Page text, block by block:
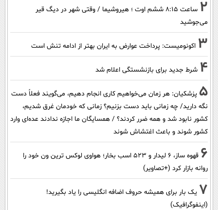
2
ساعت ۸:۱۵ ششم اوت ؛ هیروشیما / وقتی شهر در دیگ قیر
می‌جوشید
3 اکونومیست: پرداخت عوارض به ایران بهتر از ادامه تنش است
4 شرط جدید برای بازنشستگی اعلام شد
5 پزشکیان: هر زمان می‌خواهیم کاری انجام دهیم، می‌گویند فعلاً دست
نگه دارید/ چه زمانی باید دست بزنیم؟ زمانی که خودمان غرق شدیم،
کشور نابود شد و همه ضرر کردند؟ / همسایگان ما اجازه ندادند عده‌ای وارد
کشور شوند و باعث اغتشاش شوند
6
قهوه ساز، 6 لیدار و 523 اسب بخار؛ هواوی لوکس ترین ون خود را
روانه بازار کرد (+تصاویر)
7 یک بار برای همیشه حروف اضافه انگلیسی را یاد بگیرید!
(اینفوگرافیک)